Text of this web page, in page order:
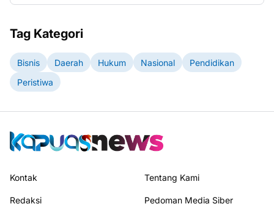
Tag Kategori
Bisnis Daerah Hukum Nasional
Pendidikan
Peristiwa
Kontak Tentang Kami
Redaksi Pedoman Media Siber